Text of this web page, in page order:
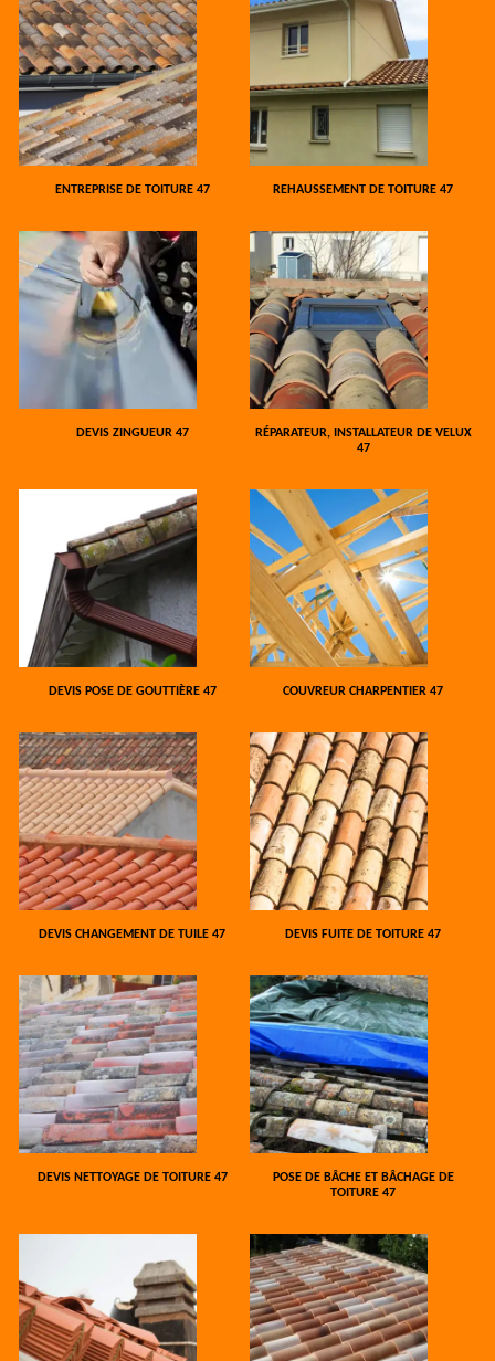
ENTREPRISE DE TOITURE 47 REHAUSSEMENT DE TOITURE 47
DEVIS ZINGUEUR 47
RÉPARATEUR, INSTALLATEUR DE VELUX
47
DEVIS POSE DE GOUTTIÈRE 47 COUVREUR CHARPENTIER 47
DEVIS CHANGEMENT DE TUILE 47 DEVIS FUITE DE TOITURE 47
DEVIS NETTOYAGE DE TOITURE 47
POSE DE BÂCHE ET BÂCHAGE DE
TOITURE 47